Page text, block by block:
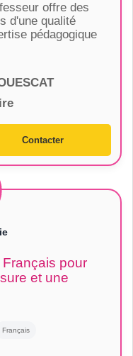
offre des
d'une qualité
pédagogique
Contacter
pour
et une
Français